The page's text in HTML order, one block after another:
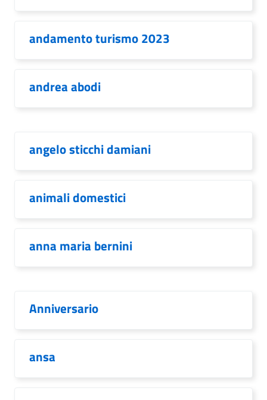
andamento turismo 2023
andrea abodi
angelo sticchi damiani
animali domestici
anna maria bernini
Anniversario
ansa